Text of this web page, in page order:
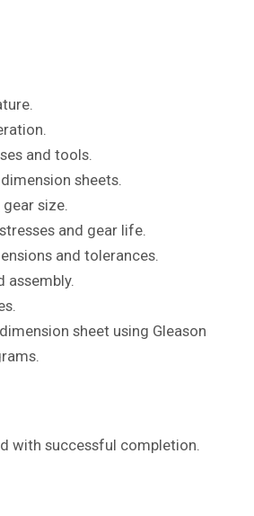
and tools.
sheets.
size.
and gear life.
and tolerances.
assembly.
sheet using Gleason
with successful completion.